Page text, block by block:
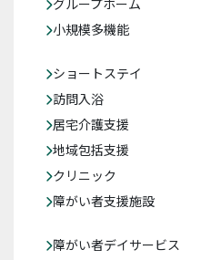
グループホーム
小規模多機能
ショートステイ
訪問入浴
居宅介護支援
地域包括支援
クリニック
障がい者支援施設
障がい者デイサービス